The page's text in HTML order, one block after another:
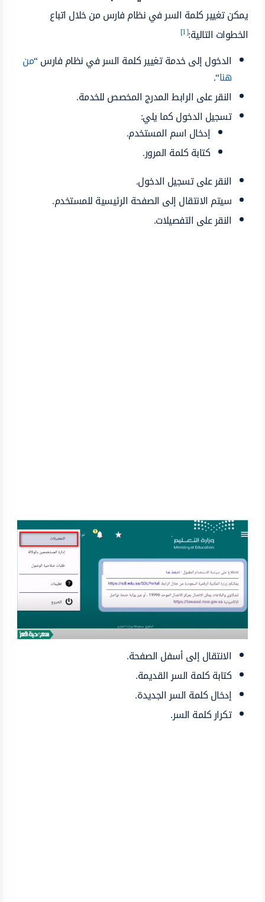
يمكن تغيير كلمة السر في نظام فارس من خلال اتباع
الخطوات التالية:[1]
الدخول إلى خدمة تغيير كلمة السر في نظام فارس “من
هنا“.
النقر على الرابط المدرج المخصص للخدمة.
تسجيل الدخول كما يلي:
إدخال اسم المستخدم.
كتابة كلمة المرور.
النقر على تسجيل الدخول.
سيتم الانتقال إلى الصفحة الرئيسية للمستخدم.
النقر على التفصيلات.
الانتقال إلى أسفل الصفحة.
كتابة كلمة السر القديمة.
إدخال كلمة السر الجديدة.
تكرار كلمة السر.